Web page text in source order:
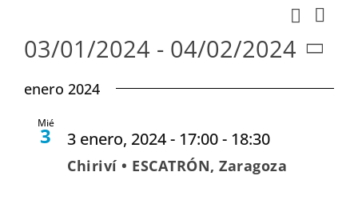
de
Buscar
de
de
Lista
03/01/2024 - 04/02/2024
Seleccionar
fecha.
enero 2024
Mié
3 3 enero, 2024 - 17:00- 18:30
Chiriví • ESCATRÓN, Zaragoza